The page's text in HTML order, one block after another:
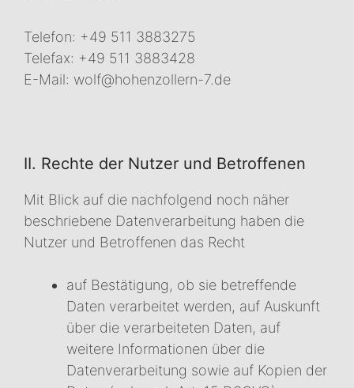
Telefon: +49 511 3883275
Telefax: +49 511 3883428
E-Mail: wolf@hohenzollern-7.de
II. Rechte der Nutzer und Betroffenen
Mit Blick auf die nachfolgend noch näher
beschriebene Datenverarbeitung haben die
Nutzer und Betroffenen das Recht
auf Bestätigung, ob sie betreffende
Daten verarbeitet werden, auf Auskunft
über die verarbeiteten Daten, auf
weitere Informationen über die
Datenverarbeitung sowie auf Kopien der